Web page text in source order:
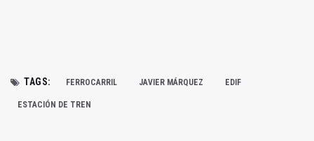
TAGS: FERROCARRIL JAVIER MÁRQUEZ EDIF
ESTACIÓN DE TREN